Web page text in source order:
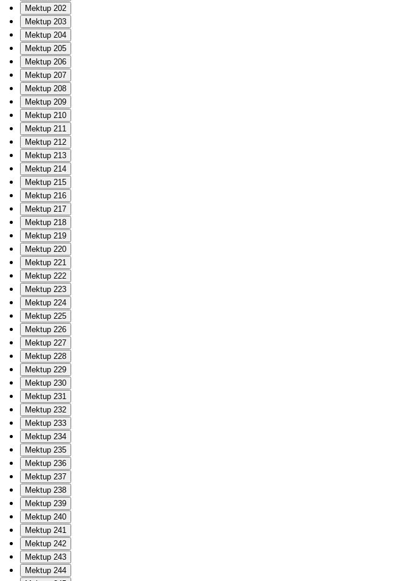
Mektup 202
Mektup 203
Mektup 204
Mektup 205
Mektup 206
Mektup 207
Mektup 208
Mektup 209
Mektup 210
Mektup 211
Mektup 212
Mektup 213
Mektup 214
Mektup 215
Mektup 216
Mektup 217
Mektup 218
Mektup 219
Mektup 220
Mektup 221
Mektup 222
Mektup 223
Mektup 224
Mektup 225
Mektup 226
Mektup 227
Mektup 228
Mektup 229
Mektup 230
Mektup 231
Mektup 232
Mektup 233
Mektup 234
Mektup 235
Mektup 236
Mektup 237
Mektup 238
Mektup 239
Mektup 240
Mektup 241
Mektup 242
Mektup 243
Mektup 244